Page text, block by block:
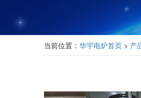
当前位置： 华宇电炉首页 > 产